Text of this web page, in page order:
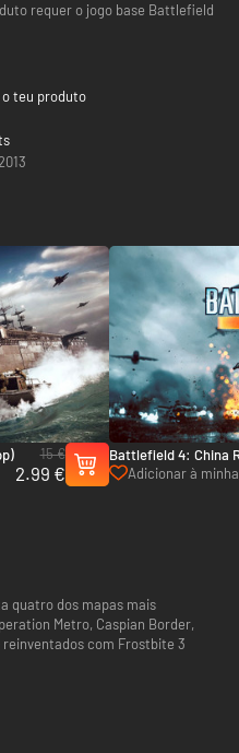
requer o jogo base Battlefield
teu produto
15 €
2.99 €
Battlefield 4: China
Adicionar à
quatro dos mapas mais
Metro, Caspian Border,
reinventados com Frostbite 3